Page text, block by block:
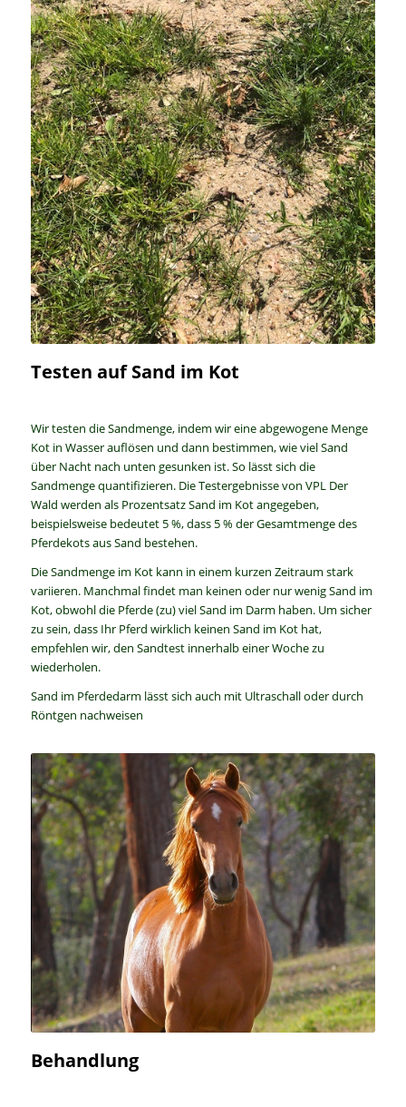
Testen auf Sand im Kot
Wir testen die Sandmenge, indem wir eine abgewogene Menge
Kot in Wasser auflösen und dann bestimmen, wie viel Sand
über Nacht nach unten gesunken ist. So lässt sich die
Sandmenge quantifizieren. Die Testergebnisse von VPL Der
Wald werden als Prozentsatz Sand im Kot angegeben,
beispielsweise bedeutet 5 %, dass 5 % der Gesamtmenge des
Pferdekots aus Sand bestehen.
Die Sandmenge im Kot kann in einem kurzen Zeitraum stark
variieren. Manchmal findet man keinen oder nur wenig Sand im
Kot, obwohl die Pferde (zu) viel Sand im Darm haben. Um sicher
zu sein, dass Ihr Pferd wirklich keinen Sand im Kot hat,
empfehlen wir, den Sandtest innerhalb einer Woche zu
wiederholen.
Sand im Pferdedarm lässt sich auch mit Ultraschall oder durch
Röntgen nachweisen
Behandlung